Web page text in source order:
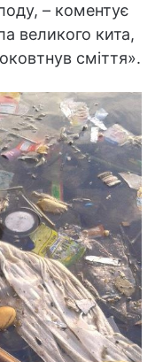
– коментує
великого кита,
сміття».